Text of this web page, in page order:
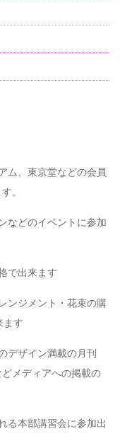
ム、東京堂などの会員
。
などのイベントに参加
で出来ます
ンジメント・花束の購
ます
デザイン満載の月刊
メディアへの掲載の
る本部講習会に参加出